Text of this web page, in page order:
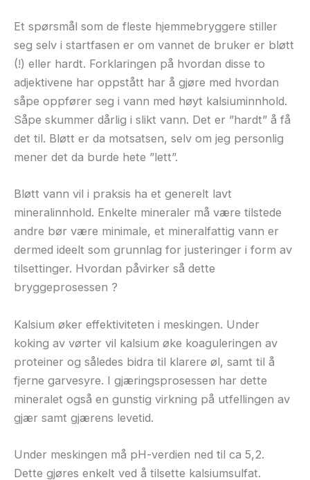
Et spørsmål som de fleste hjemmebryggere stiller
seg selv i startfasen er om vannet de bruker er bløtt
(!) eller hardt. Forklaringen på hvordan disse to
adjektivene har oppstått har å gjøre med hvordan
såpe oppfører seg i vann med høyt kalsiuminnhold.
Såpe skummer dårlig i slikt vann. Det er ”hardt” å få
det til. Bløtt er da motsatsen, selv om jeg personlig
mener det da burde hete ”lett”.
Bløtt vann vil i praksis ha et generelt lavt
mineralinnhold. Enkelte mineraler må være tilstede
andre bør være minimale, et mineralfattig vann er
dermed ideelt som grunnlag for justeringer i form av
tilsettinger. Hvordan påvirker så dette
bryggeprosessen ?
Kalsium øker effektiviteten i meskingen. Under
koking av vørter vil kalsium øke koaguleringen av
proteiner og således bidra til klarere øl, samt til å
fjerne garvesyre. I gjæringsprosessen har dette
mineralet også en gunstig virkning på utfellingen av
gjær samt gjærens levetid.
Under meskingen må pH-verdien ned til ca 5,2.
Dette gjøres enkelt ved å tilsette kalsiumsulfat.